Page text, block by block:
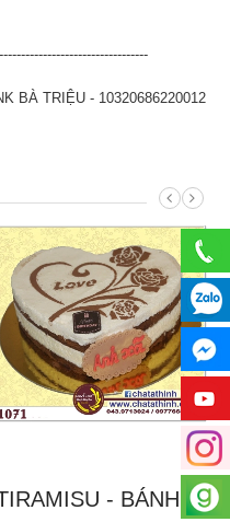
BÀ TRIỆU - 10320686220012
TIRAMISU - BÁNH TẶNG...